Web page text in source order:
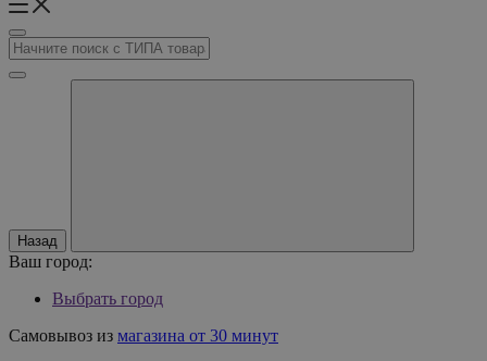
Назад
Ваш город:
Выбрать город
Самовывоз из магазина от 30 минут